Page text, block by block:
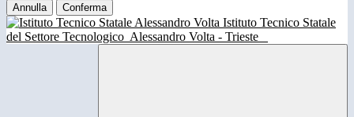
Annulla Conferma
Istituto Tecnico Statale
del Settore Tecnologico Alessandro Volta - Trieste